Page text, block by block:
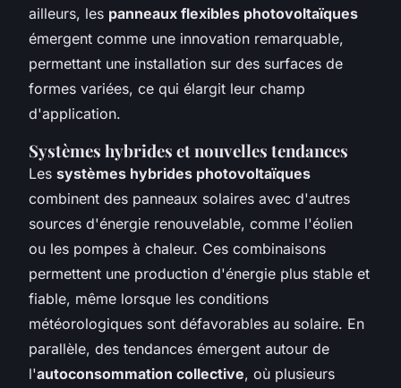
ailleurs, les panneaux flexibles photovoltaïques
émergent comme une innovation remarquable,
permettant une installation sur des surfaces de
formes variées, ce qui élargit leur champ
d'application.
Systèmes hybrides et nouvelles tendances
Les systèmes hybrides photovoltaïques
combinent des panneaux solaires avec d'autres
sources d'énergie renouvelable, comme l'éolien
ou les pompes à chaleur. Ces combinaisons
permettent une production d'énergie plus stable et
fiable, même lorsque les conditions
météorologiques sont défavorables au solaire. En
parallèle, des tendances émergent autour de
l'autoconsommation collective, où plusieurs